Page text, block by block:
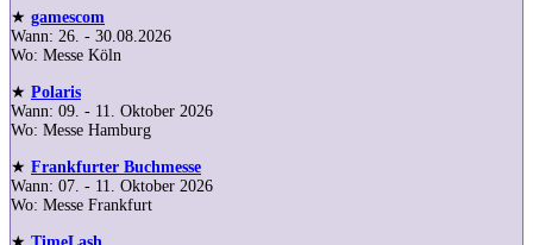
★ gamescom
Wann: 26. - 30.08.2026
Wo: Messe Köln
★ Polaris
Wann: 09. - 11. Oktober 2026
Wo: Messe Hamburg
★ Frankfurter Buchmesse
Wann: 07. - 11. Oktober 2026
Wo: Messe Frankfurt